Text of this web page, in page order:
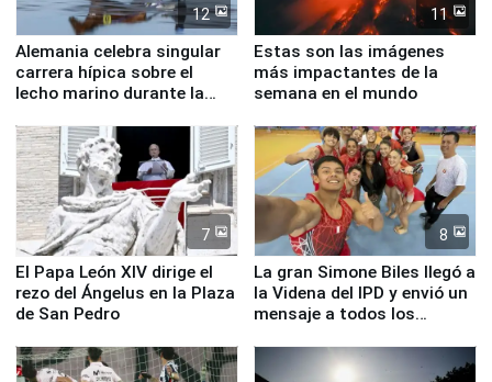
12
Alemania celebra singular
carrera hípica sobre el
lecho marino durante la
11
Estas son las imágenes
más impactantes de la
semana en el mundo
7
El Papa León XIV dirige el
rezo del Ángelus en la Plaza
de San Pedro
8
La gran Simone Biles llegó a
la Videna del IPD y envió un
mensaje a todos los